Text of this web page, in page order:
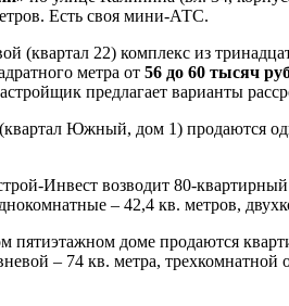
Есть своя мини-АТС.
(квартал 22) комплекс из
метра от 56 до 60 тысяч
предлагает варианты
(квартал Южный, дом 1) продаются
Инвест возводит 80-
– 42,4 кв. метров,
пятиэтажном доме продаются
– 74 кв. метра,